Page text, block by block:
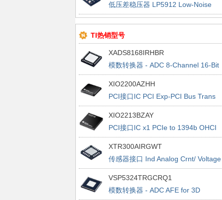
低压差稳压器 LP5912 Low-Noise
500mA LDO
TI热销型号
XADS8168IRHBR
模数转换器 - ADC 8-Channel 16-Bit
1MSPS SAR ADC With Easy-to-
XIO2200AZHH
PCI接口IC PCI Exp-PCI Bus Trans
Bridge
XIO2213BZAY
PCI接口IC x1 PCIe to 1394b OHCI
Host cntrlr
XTR300AIRGWT
传感器接口 Ind Analog Crnt/ Voltage
Output Drv
VSP5324TRGCRQ1
模数转换器 - ADC AFE for 3D